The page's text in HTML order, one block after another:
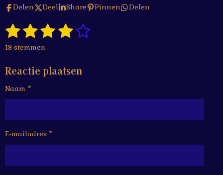
b
o
k
a
r
m
o
Delen Deel Share Pinnen Delen
R
a
t
n
:
4
1
6
6
1
s
t
e
r
2
s
e
r
e
n
3
s
e
r
e
n
4
e
r
e
n
5
e
r
e
n
S
18 stemmen
Reactie plaatsen
Naam *
E-mailadres *